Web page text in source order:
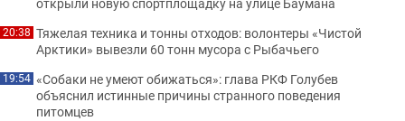
20:38 Тяжелая техника и тонны отходов: волонтеры «Чистой
Арктики» вывезли 60 тонн мусора с Рыбачьего
19:54 «Собаки не умеют обижаться»: глава РКФ Голубев
объяснил истинные причины странного поведения
питомцев